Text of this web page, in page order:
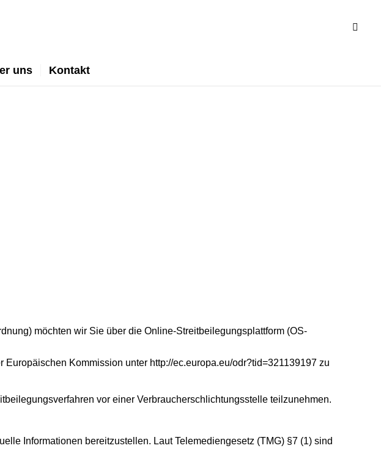
uns Kontakt
möchten wir Sie über die Online-Streitbeilegungsplattform (OS-
Europäischen Kommission unter http://ec.europa.eu/odr?tid=321139197 zu
vor einer Verbraucherschlichtungsstelle teilzunehmen.
Informationen bereitzustellen. Laut Telemediengesetz (TMG) §7 (1) sind